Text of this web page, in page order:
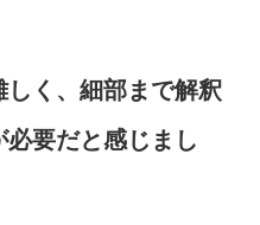
く、細部まで解釈
要だと感じまし